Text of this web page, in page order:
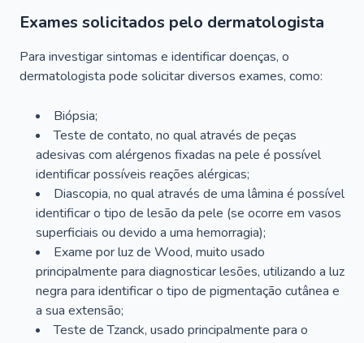
Exames solicitados pelo dermatologista
Para investigar sintomas e identificar doenças, o
dermatologista pode solicitar diversos exames, como:
Biópsia;
Teste de contato, no qual através de peças
adesivas com alérgenos fixadas na pele é possível
identificar possíveis reações alérgicas;
Diascopia, no qual através de uma lâmina é possível
identificar o tipo de lesão da pele (se ocorre em vasos
superficiais ou devido a uma hemorragia);
Exame por luz de Wood, muito usado
principalmente para diagnosticar lesões, utilizando a luz
negra para identificar o tipo de pigmentação cutânea e
a sua extensão;
Teste de Tzanck, usado principalmente para o